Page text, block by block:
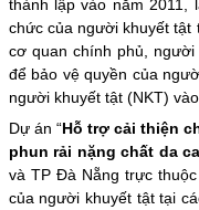
thành lập vào năm
chức của người khuyết tật
cơ quan chính phủ,
để bảo vệ quyền của
người khuyết tật (NKT)
Dự án “Hỗ trợ cải thiện
phun rải nặng chất da
và TP Đà Nẵng trực
của người khuyết tật tại